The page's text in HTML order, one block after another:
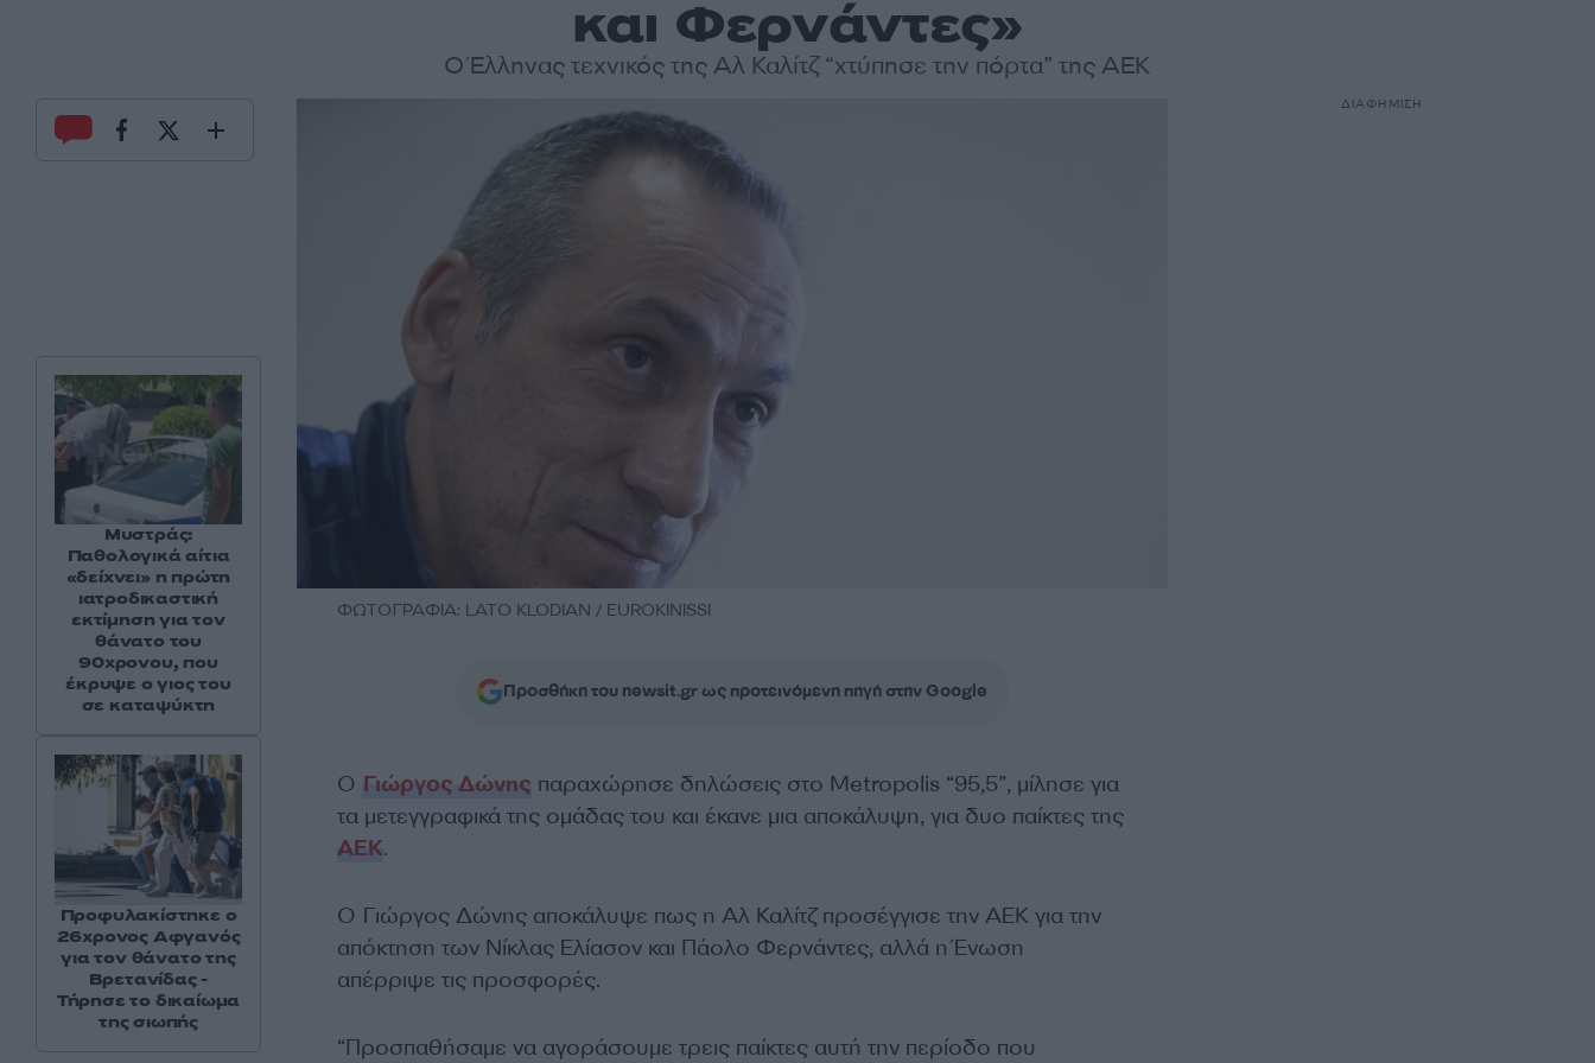
και Φερνάντες»
Ο Έλληνας τεχνικός της Αλ Καλίτζ “χτύπησε την πόρτα” της ΑΕΚ
ΦΩΤΟΓΡΑΦΙΑ: LATO KLODIAN / EUROKINISSI
Προσθήκη του newsit.gr ως προτεινόμενη πηγή στην Google
Ο Γιώργος Δώνης παραχώρησε δηλώσεις στο Metropolis “95,5”, μίλησε για
τα μετεγγραφικά της ομάδας του και έκανε μια αποκάλυψη, για δυο παίκτες της
ΑΕΚ.
Ο Γιώργος Δώνης αποκάλυψε πως η Αλ Καλίτζ προσέγγισε την ΑΕΚ για την
απόκτηση των Νίκλας Ελίασον και Πάολο Φερνάντες, αλλά η Ένωση
απέρριψε τις προσφορές.
“Προσπαθήσαμε να αγοράσουμε τρεις παίκτες αυτή την περίοδο που
Μυστράς:
Παθολογικά αίτια
«δείχνει» η πρώτη
ιατροδικαστική
εκτίμηση για τον
θάνατο του
90χρονου, που
έκρυψε ο γιος του
σε καταψύκτη
Προφυλακίστηκε ο
26χρονος Αφγανός
για τον θάνατο της
Βρετανίδας -
Τήρησε το δικαίωμα
της σιωπής
ΔΙΑΦΗΜΙΣΗ